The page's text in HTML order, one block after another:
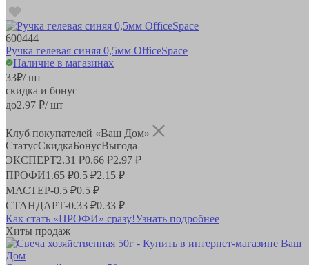
600444
Ручка гелевая синяя 0,5мм OfficeSpace
Наличие в магазинах
33₽/ шт
скидка и бонус
до2.97 ₽/ шт
Клуб покупателей «Ваш Дом»
СтатусСкидкаБонусВыгода
ЭКСПЕРТ2.31 ₽0.66 ₽2.97 ₽
ПРОФИ1.65 ₽0.5 ₽2.15 ₽
МАСТЕР-0.5 ₽0.5 ₽
СТАНДАРТ-0.33 ₽0.33 ₽
Как стать «ПРОФИ» сразу!Узнать подробнее
Хиты продаж